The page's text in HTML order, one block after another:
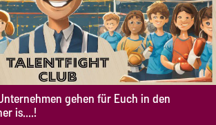
gehen für Euch in den
is....!